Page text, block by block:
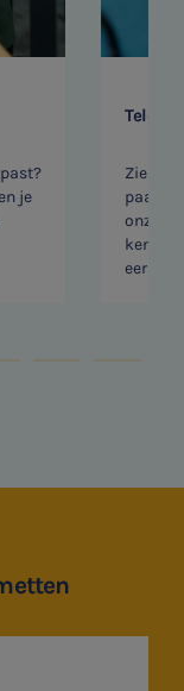

je
Zien
paar
onze
eerste